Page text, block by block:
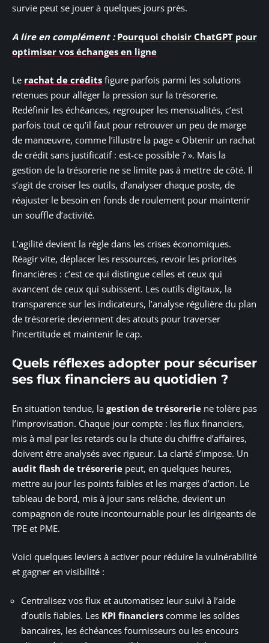
survie peut se jouer à quelques jours près.
A lire en complément : Pourquoi choisir ChatGPT pour
optimiser vos échanges en ligne
Le rachat de crédits figure parfois parmi les solutions
retenues pour alléger la pression sur la trésorerie.
Redéfinir les échéances, regrouper les mensualités, c’est
parfois tout ce qu’il faut pour retrouver un peu de marge
de manœuvre, comme l’illustre la page « Obtenir un rachat
de crédit sans justificatif : est-ce possible ? ». Mais la
gestion de la trésorerie ne se limite pas à mettre de côté. Il
s’agit de croiser les outils, d’analyser chaque poste, de
réajuster le besoin en fonds de roulement pour maintenir
un souffle d’activité.
L’agilité devient la règle dans les crises économiques.
Réagir vite, déplacer les ressources, revoir les priorités
financières : c’est ce qui distingue celles et ceux qui
avancent de ceux qui subissent. Les outils digitaux, la
transparence sur les indicateurs, l’analyse régulière du plan
de trésorerie deviennent des atouts pour traverser
l’incertitude et maintenir le cap.
Quels réflexes adopter pour sécuriser
ses flux financiers au quotidien ?
En situation tendue, la gestion de trésorerie ne tolère pas
l’improvisation. Chaque jour compte : les flux financiers,
mis à mal par les retards ou la chute du chiffre d’affaires,
doivent être analysés avec rigueur. La clarté s’impose. Un
audit flash de trésorerie peut, en quelques heures,
mettre au jour les points faibles et les marges d’action. Le
tableau de bord, mis à jour sans relâche, devient un
compagnon de route incontournable pour les dirigeants de
TPE et PME.
Voici quelques leviers à activer pour réduire la vulnérabilité
et gagner en visibilité :
Centralisez vos flux et automatisez leur suivi à l’aide
d’outils fiables. Les KPI financiers comme les soldes
bancaires, les échéances fournisseurs ou les encours